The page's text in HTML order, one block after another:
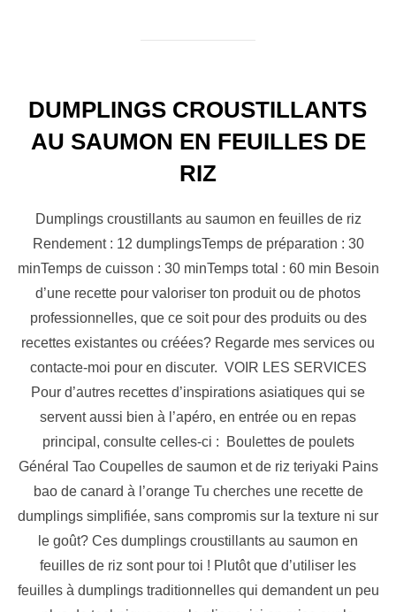
DUMPLINGS CROUSTILLANTS
AU SAUMON EN FEUILLES DE
RIZ
Dumplings croustillants au saumon en feuilles de riz
Rendement : 12 dumplingsTemps de préparation : 30
minTemps de cuisson : 30 minTemps total : 60 min Besoin
d’une recette pour valoriser ton produit ou de photos
professionnelles, que ce soit pour des produits ou des
recettes existantes ou créées? Regarde mes services ou
contacte-moi pour en discuter. VOIR LES SERVICES
Pour d’autres recettes d’inspirations asiatiques qui se
servent aussi bien à l’apéro, en entrée ou en repas
principal, consulte celles-ci : Boulettes de poulets
Général Tao Coupelles de saumon et de riz teriyaki Pains
bao de canard à l’orange Tu cherches une recette de
dumplings simplifiée, sans compromis sur la texture ni sur
le goût? Ces dumplings croustillants au saumon en
feuilles de riz sont pour toi ! Plutôt que d’utiliser les
feuilles à dumplings traditionnelles qui demandent un peu